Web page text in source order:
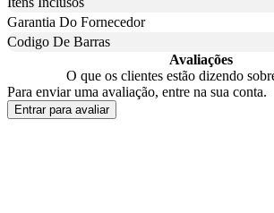
Garantia Do Fornecedor
Codigo De Barras
Avaliações
O que os clientes estão dizendo
Para enviar uma avaliação, entre na sua conta.
Entrar para avaliar